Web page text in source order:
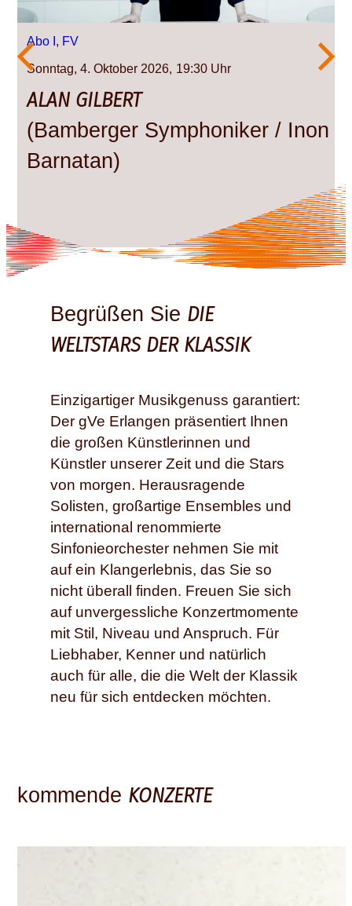
Abo I , FV
Sonntag, 4. Oktober 2026 19:30
ALAN GILBERT
(Bamberger Symphoniker / Inon
Barnatan)
Begrüßen Sie DIE
WELTSTARS DER KLASSIK
Einzigartiger Musikgenuss garantiert:
Der gVe Erlangen präsentiert Ihnen
die großen Künstlerinnen und
Künstler unserer Zeit und die Stars
von morgen. Herausragende
Solisten, großartige Ensembles und
international renommierte
Sinfonieorchester nehmen Sie mit
auf ein Klangerlebnis, das Sie so
nicht überall finden. Freuen Sie sich
auf unvergessliche Konzertmomente
mit Stil, Niveau und Anspruch. Für
Liebhaber, Kenner und natürlich
auch für alle, die die Welt der Klassik
neu für sich entdecken möchten.
kommende KONZERTE